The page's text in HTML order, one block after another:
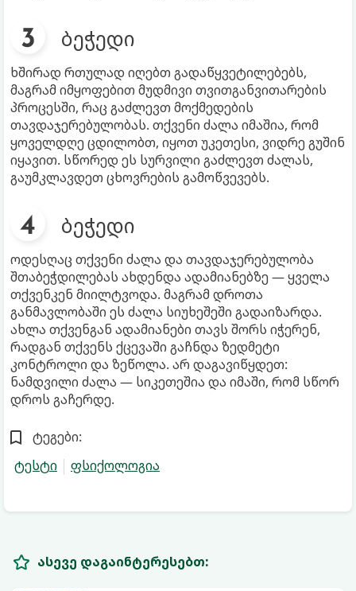
ბეჭედი
ხშირად რთულად იღებთ გადაწყვეტილებებს,
მაგრამ იმყოფებით მუდმივი თვითგანვითარების
პროცესში, რაც გაძლევთ მოქმედების
თავდაჯერებულობას. თქვენი ძალა იმაშია, რომ
ყოველდღე ცდილობთ, იყოთ უკეთესი, ვიდრე გუშინ
იყავით. სწორედ ეს სურვილი გაძლევთ ძალას,
გაუმკლავდეთ ცხოვრების გამოწვევებს.
ბეჭედი
ოდესღაც თქვენი ძალა და თავდაჯერებულობა
შთაბეჭდილებას ახდენდა ადამიანებზე — ყველა
თქვენკენ მიილტვოდა. მაგრამ დროთა
განმავლობაში ეს ძალა სიუხეშეში გადაიზარდა.
ახლა თქვენგან ადამიანები თავს შორს იჭერენ,
რადგან თქვენს ქცევაში გაჩნდა ზედმეტი
კონტროლი და ზეწოლა. არ დაგავიწყდეთ:
ნამდვილი ძალა — სიკეთეშია და იმაში, რომ სწორ
დროს გაჩერდე.
ტეგები:
ტესტი
ფსიქოლოგია
ასევე დაგაინტერესებთ: